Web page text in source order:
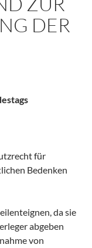
DER
für
Bedenken
da sie
abgeben
von